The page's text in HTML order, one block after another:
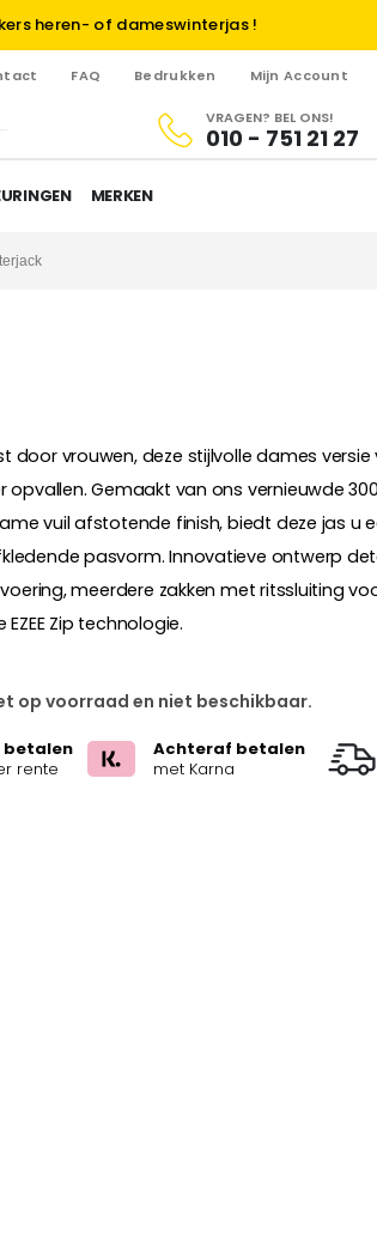
heren- of dameswinterjas !
FAQ Bedrukken Mijn Account
VRAGEN? BEL ONS!
010 - 751 21 27
MERKEN
door vrouwen, deze stijlvolle dames
opvallen. Gemaakt van ons vernieuwde
vuil afstotende finish, biedt deze jas u
pasvorm. Innovatieve ontwerp
meerdere zakken met ritssluiting
Zip technologie.
op voorraad en niet beschikbaar.
betalen
rente
Achteraf betalen
met Karna